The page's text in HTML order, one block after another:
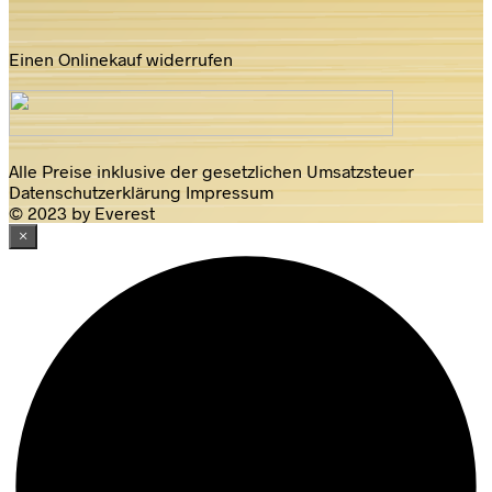
Einen Onlinekauf widerrufen
Alle Preise inklusive der gesetzlichen Umsatzsteuer
Datenschutzerklärung Impressum
© 2023 by Everest
×